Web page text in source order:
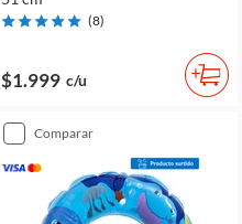
(8)
$1.999 c/u
comparar